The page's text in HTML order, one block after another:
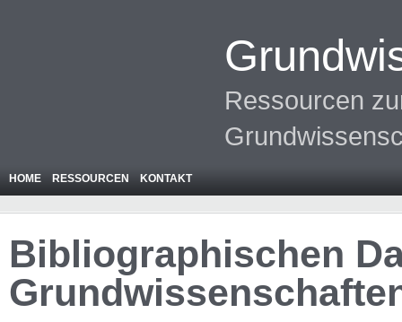
Ressourcen
HOME RESSOURCEN KONTAKT
Bibliographischen